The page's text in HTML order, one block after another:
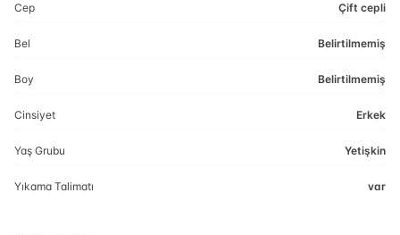
Cep Çift cepli
Bel Belirtilmemiş
Boy Belirtilmemiş
Cinsiyet Erkek
Yaş Grubu Yetişkin
Yıkama Talimatı var